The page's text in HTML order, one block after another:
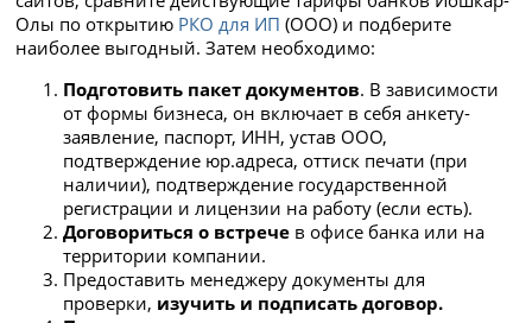
Олы по открытию РКО для ИП (ООО) и подберите
наиболее выгодный. Затем необходимо:
Подготовить пакет документов. В зависимости
от формы бизнеса, он включает в себя анкету-
заявление, паспорт, ИНН, устав ООО,
подтверждение юр.адреса, оттиск печати (при
наличии), подтверждение государственной
регистрации и лицензии на работу (если есть).
Договориться о встрече в офисе банка или на
территории компании.
Предоставить менеджеру документы для
проверки, изучить и подписать договор.